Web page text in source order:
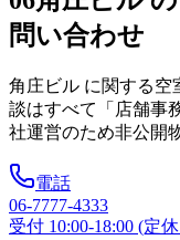
問い合わせ
角庄ビル に関する空
談はすべて「店舗事
社運営のため非公開
電話
06-7777-4333
受付 10:00-18:00 (定